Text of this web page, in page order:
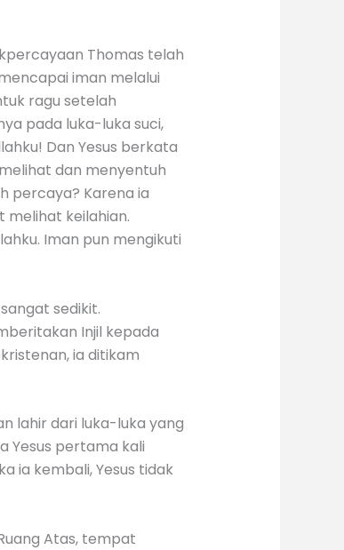
Thomas telah
iman melalui
ragu setelah
pada luka-luka suci,
Dan Yesus berkata
dan menyentuh
percaya? Karena ia
melihat keilahian.
Iman pun mengikuti
sedikit.
Injil kepada
ia ditikam
lahir dari luka-luka yang
Yesus pertama kali
ia kembali, Yesus tidak
Atas, tempat